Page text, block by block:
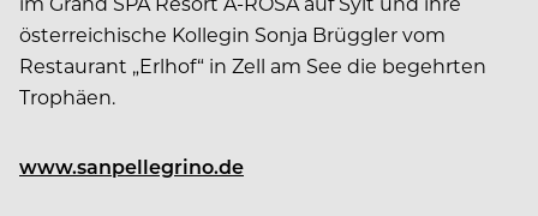
österreichische Kollegin Sonja Brüggler vom
Restaurant „Erlhof“ in Zell am See die begehrten
Trophäen.
www.sanpellegrino.de